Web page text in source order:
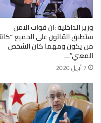
وزير الداخلية :ان قوات الامن
ستطبق القانون على الجميع
من يكون ومهما كان الشخص
المعني”…
7 أبريل 2020